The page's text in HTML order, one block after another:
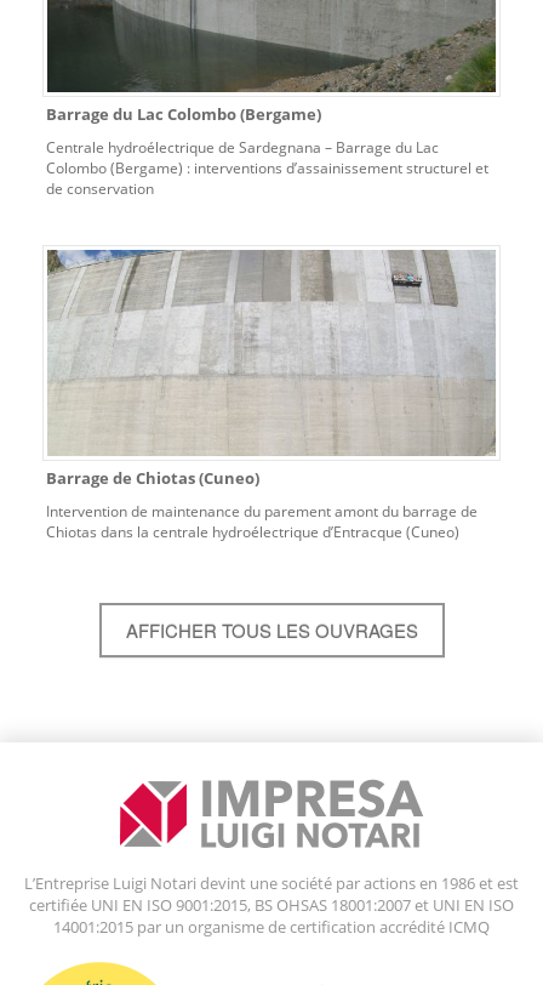
Barrage du Lac Colombo (Bergame)
Centrale hydroélectrique de Sardegnana – Barrage du Lac
Colombo (Bergame) : interventions d’assainissement structurel et
de conservation
Barrage de Chiotas (Cuneo)
Intervention de maintenance du parement amont du barrage de
Chiotas dans la centrale hydroélectrique d’Entracque (Cuneo)
AFFICHER TOUS LES OUVRAGES
L’Entreprise Luigi Notari devint une société par actions en 1986 et est
certifiée UNI EN ISO 9001:2015, BS OHSAS 18001:2007 et UNI EN ISO
14001:2015 par un organisme de certification accrédité ICMQ